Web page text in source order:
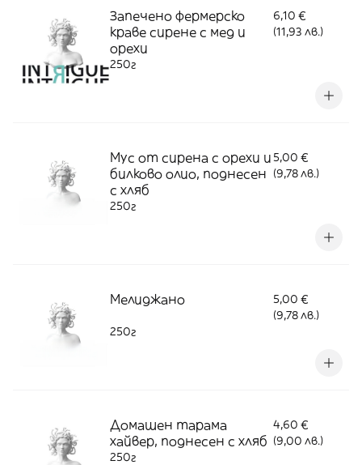
Запечено фермерско
краве сирене с мед и
орехи
6,10 €
(11,93 лв.)
250г
Мус от сирена с орехи и
билково олио, поднесен
с хляб
5,00 €
(9,78 лв.)
250г
Мелиджано
5,00 €
(9,78 лв.)
250г
Домашен тарама
хайвер, поднесен с хляб
4,60 €
(9,00 лв.)
250г